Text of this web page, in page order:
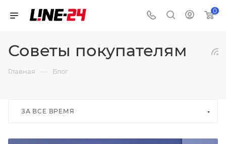
0
Советы покупателям
Главная — Блог
ЗА ВСЕ ВРЕМЯ